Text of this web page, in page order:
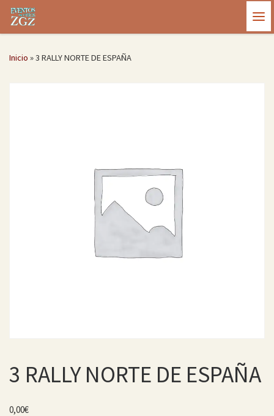
Saltar al contenido
Inicio »3 RALLY NORTE DE ESPAÑA
3 RALLY NORTE DE ESPAÑA
0,00€